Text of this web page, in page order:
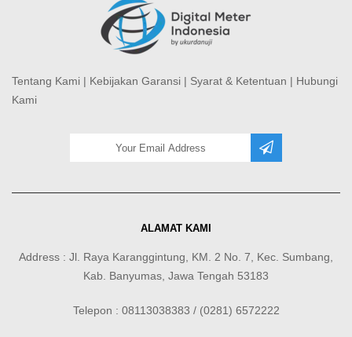
Tentang Kami | Kebijakan Garansi | Syarat & Ketentuan | Hubungi
Kami
ALAMAT KAMI
Address : Jl. Raya Karanggintung, KM. 2 No. 7, Kec. Sumbang,
Kab. Banyumas, Jawa Tengah 53183
Telepon : 08113038383 / (0281) 6572222